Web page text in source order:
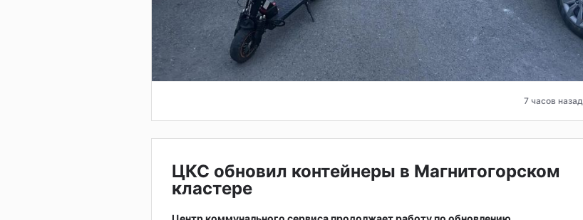
7 часов назад
ЦКС обновил контейнеры в Магнитогорском
кластере